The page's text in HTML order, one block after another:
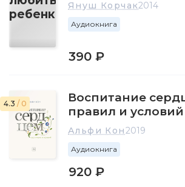
Януш Корчак2014
Аудиокнига
390 ₽
4.3 / 0
Воспитание
правил и условий
Альфи Кон2019
Аудиокнига
920 ₽